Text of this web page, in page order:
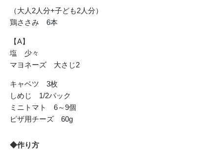
（大人2人分+子ども2人分）
鶏ささみ 6本
【A】
塩 少々
マヨネーズ 大さじ2
キャベツ 3枚
しめじ 1/2パック
ミニトマト 6～9個
ピザ用チーズ 60g
◆作り方